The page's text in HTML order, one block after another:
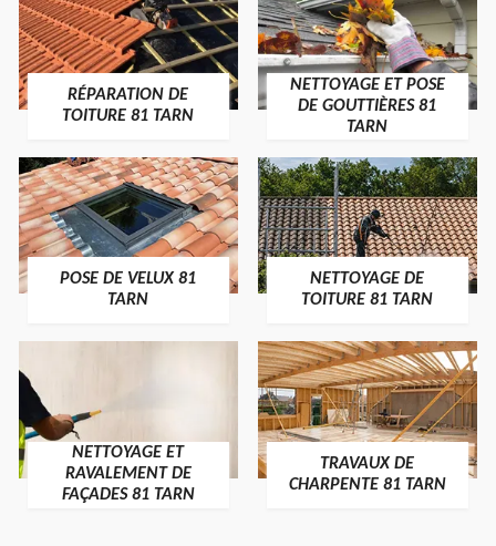
RÉPARATION DE
TOITURE 81 TARN
NETTOYAGE ET POSE
DE GOUTTIÈRES 81
TARN
POSE DE VELUX 81
TARN
NETTOYAGE DE
TOITURE 81 TARN
NETTOYAGE ET
RAVALEMENT DE
FAÇADES 81 TARN
TRAVAUX DE
CHARPENTE 81 TARN